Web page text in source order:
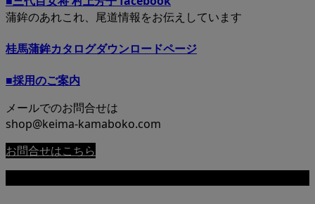
蒲鉾のあれこれ、尾道情報をお伝えしています
桂馬蒲鉾カタログダウンロードページ
■採用のご案内
メールでのお問合せは
shop@keima-kamaboko.com
お問合せはこちら